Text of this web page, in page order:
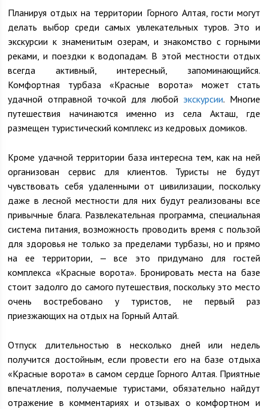
Планируя отдых на территории Горного Алтая, гости могут
делать выбор среди самых увлекательных туров. Это и
экскурсии к знаменитым озерам, и знакомство с горными
реками, и поездки к водопадам. В этой местности отдых
всегда активный, интересный, запоминающийся.
Комфортная турбаза «Красные ворота» может стать
удачной отправной точкой для любой экскурсии. Многие
путешествия начинаются именно из села Акташ, где
размещен туристический комплекс из кедровых домиков.
Кроме удачной территории база интересна тем, как на ней
организован сервис для клиентов. Туристы не будут
чувствовать себя удаленными от цивилизации, поскольку
даже в лесной местности для них будут реализованы все
привычные блага. Развлекательная программа, специальная
система питания, возможность проводить время с пользой
для здоровья не только за пределами турбазы, но и прямо
на ее территории, — все это придумано для гостей
комплекса «Красные ворота». Бронировать места на базе
стоит задолго до самого путешествия, поскольку это место
очень востребовано у туристов, не первый раз
приезжающих на отдых на Горный Алтай.
Отпуск длительностью в несколько дней или недель
получится достойным, если провести его на базе отдыха
«Красные ворота» в самом сердце Горного Алтая. Приятные
впечатления, получаемые туристами, обязательно найдут
отражение в комментариях и отзывах о комфортном и